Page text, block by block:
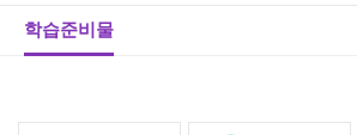
학습준비물